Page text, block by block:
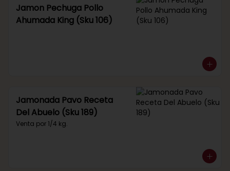
Jamon Pechuga Pollo
Ahumada King (Sku 106)
Jamonada Pavo Receta
Del Abuelo (Sku 189)
Venta por 1/4 kg.